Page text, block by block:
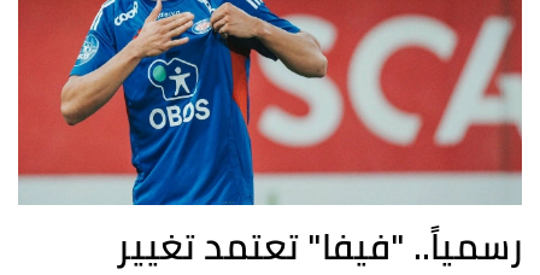
رسمياً.. "فيفا" تعتمد تغيير